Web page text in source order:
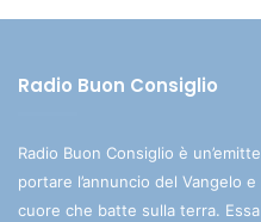
Radio Buon Consiglio
Radio Buon Consiglio è
portare l’annuncio del Vangelo e
cuore che batte sulla terra.